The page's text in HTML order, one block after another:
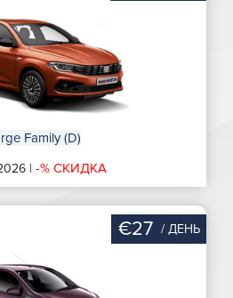
Family (D)
| -% СКИДКА
€27 / ДЕНЬ